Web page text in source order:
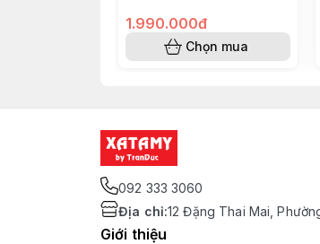
1.990.000đ
Chọn mua
092 333 3060
Địa chỉ:12 Đặng Thai Mai,
Giới thiệu